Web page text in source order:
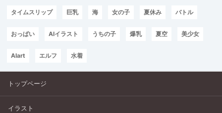
タイムスリップ 巨乳 海 女の子 夏休み バトル
おっぱい AIイラスト うちの子 爆乳 夏空 美少女
AIart エルフ 水着
トップページ
イラスト